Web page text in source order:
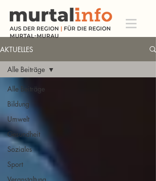
AKTUELLES
Alle Beiträge
Bildung
Umwelt
Gesundheit
Soziales
Sport
Alle Beiträge